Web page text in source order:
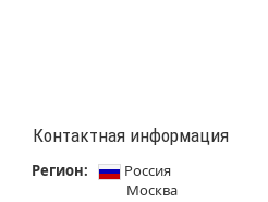
Контактная информация
Регион:
Россия
Москва